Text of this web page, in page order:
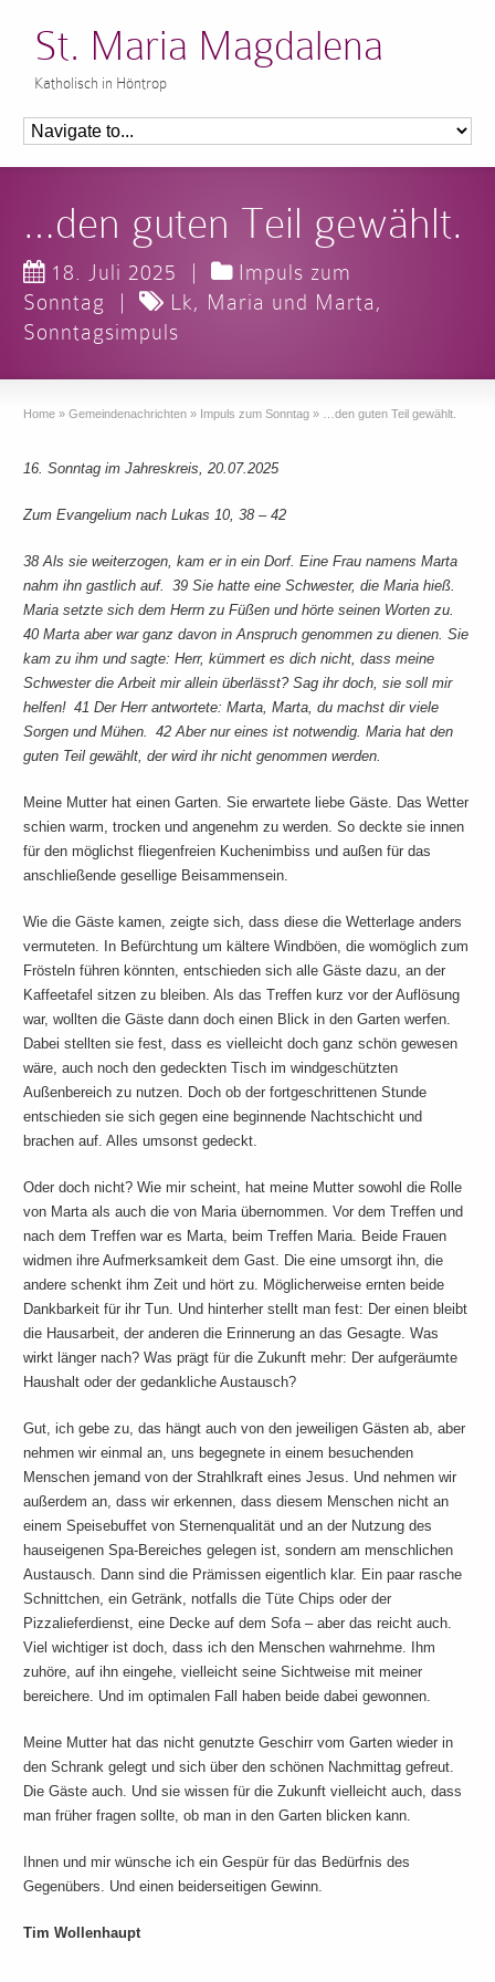
St. Maria Magdalena
Katholisch in Höntrop
…den guten Teil gewählt.
18. Juli 2025 |
Impuls zum
Sonntag
| Lk, Maria und Marta,
Sonntagsimpuls
Home » Gemeindenachrichten » Impuls zum Sonntag » …den guten Teil gewählt.
16. Sonntag im Jahreskreis, 20.07.2025
Zum Evangelium nach Lukas 10, 38 – 42
38 Als sie weiterzogen, kam er in ein Dorf. Eine Frau namens Marta
nahm ihn gastlich auf. 39 Sie hatte eine Schwester, die Maria hieß.
Maria setzte sich dem Herrn zu Füßen und hörte seinen Worten zu.
40 Marta aber war ganz davon in Anspruch genommen zu dienen. Sie
kam zu ihm und sagte: Herr, kümmert es dich nicht, dass meine
Schwester die Arbeit mir allein überlässt? Sag ihr doch, sie soll mir
helfen! 41 Der Herr antwortete: Marta, Marta, du machst dir viele
Sorgen und Mühen. 42 Aber nur eines ist notwendig. Maria hat den
guten Teil gewählt, der wird ihr nicht genommen werden.
Meine Mutter hat einen Garten. Sie erwartete liebe Gäste. Das Wetter
schien warm, trocken und angenehm zu werden. So deckte sie innen
für den möglichst fliegenfreien Kuchenimbiss und außen für das
anschließende gesellige Beisammensein.
Wie die Gäste kamen, zeigte sich, dass diese die Wetterlage anders
vermuteten. In Befürchtung um kältere Windböen, die womöglich zum
Frösteln führen könnten, entschieden sich alle Gäste dazu, an der
Kaffeetafel sitzen zu bleiben. Als das Treffen kurz vor der Auflösung
war, wollten die Gäste dann doch einen Blick in den Garten werfen.
Dabei stellten sie fest, dass es vielleicht doch ganz schön gewesen
wäre, auch noch den gedeckten Tisch im windgeschützten
Außenbereich zu nutzen. Doch ob der fortgeschrittenen Stunde
entschieden sie sich gegen eine beginnende Nachtschicht und
brachen auf. Alles umsonst gedeckt.
Oder doch nicht? Wie mir scheint, hat meine Mutter sowohl die Rolle
von Marta als auch die von Maria übernommen. Vor dem Treffen und
nach dem Treffen war es Marta, beim Treffen Maria. Beide Frauen
widmen ihre Aufmerksamkeit dem Gast. Die eine umsorgt ihn, die
andere schenkt ihm Zeit und hört zu. Möglicherweise ernten beide
Dankbarkeit für ihr Tun. Und hinterher stellt man fest: Der einen bleibt
die Hausarbeit, der anderen die Erinnerung an das Gesagte. Was
wirkt länger nach? Was prägt für die Zukunft mehr: Der aufgeräumte
Haushalt oder der gedankliche Austausch?
Gut, ich gebe zu, das hängt auch von den jeweiligen Gästen ab, aber
nehmen wir einmal an, uns begegnete in einem besuchenden
Menschen jemand von der Strahlkraft eines Jesus. Und nehmen wir
außerdem an, dass wir erkennen, dass diesem Menschen nicht an
einem Speisebuffet von Sternenqualität und an der Nutzung des
hauseigenen Spa-Bereiches gelegen ist, sondern am menschlichen
Austausch. Dann sind die Prämissen eigentlich klar. Ein paar rasche
Schnittchen, ein Getränk, notfalls die Tüte Chips oder der
Pizzalieferdienst, eine Decke auf dem Sofa – aber das reicht auch.
Viel wichtiger ist doch, dass ich den Menschen wahrnehme. Ihm
zuhöre, auf ihn eingehe, vielleicht seine Sichtweise mit meiner
bereichere. Und im optimalen Fall haben beide dabei gewonnen.
Meine Mutter hat das nicht genutzte Geschirr vom Garten wieder in
den Schrank gelegt und sich über den schönen Nachmittag gefreut.
Die Gäste auch. Und sie wissen für die Zukunft vielleicht auch, dass
man früher fragen sollte, ob man in den Garten blicken kann.
Ihnen und mir wünsche ich ein Gespür für das Bedürfnis des
Gegenübers. Und einen beiderseitigen Gewinn.
Tim Wollenhaupt